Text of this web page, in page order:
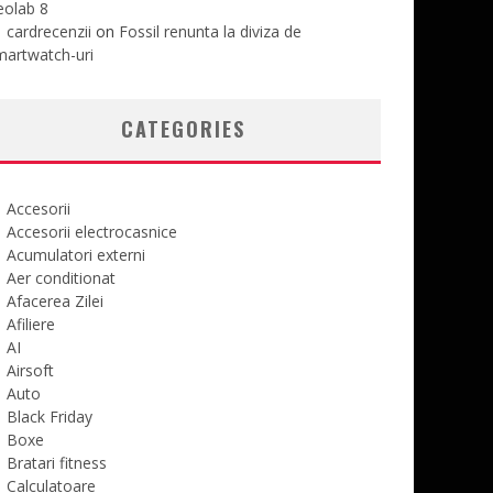
8
cardrecenzii on Fossil renunta la diviza de
uri
CATEGORIES
Accesorii
Accesorii electrocasnice
Acumulatori externi
Aer conditionat
Afacerea Zilei
Afiliere
AI
Airsoft
Auto
Black Friday
Boxe
Bratari fitness
Calculatoare